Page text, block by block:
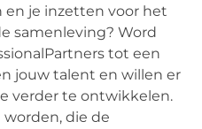
je inzetten voor het
samenleving? Word
tot een
jouw talent en willen er
verder te ontwikkelen.
die de